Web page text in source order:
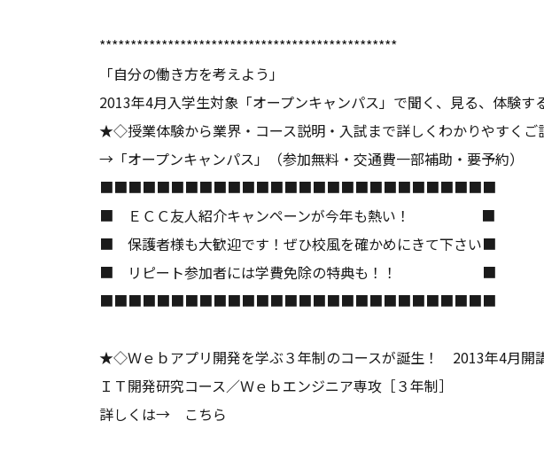
************************************************
「自分の働き方を考えよう」
2013年4月入学生対象「オープンキャンパス」で聞く、見る、体験す
★◇授業体験から業界・コース説明・入試まで詳しくわかりやすくご
→ 「オープンキャンパス」
（参加無料・交通費一部補助・要予約）
■■■■■■■■■■■■■■■■■■■■■■■■■■■■
■ ＥＣＣ友人紹介キャンペーンが今年も熱い！ ■
■ 保護者様も大歓迎です！ぜひ校風を確かめにきて下さい■
■ リピート参加者には学費免除の特典も！！ ■
■■■■■■■■■■■■■■■■■■■■■■■■■■■■
★◇Ｗｅｂアプリ開発を学ぶ３年制のコースが誕生！ 2013年4月開
ＩＴ開発研究コース／Ｗｅｂエンジニア専攻［３年制］
詳しくは→ こちら